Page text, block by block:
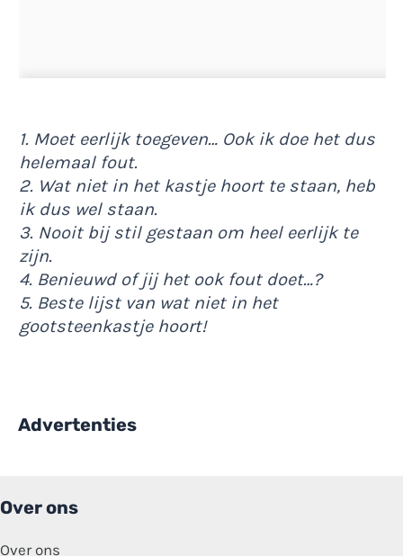
1. Moet eerlijk toegeven… Ook ik doe het dus
helemaal fout.
2. Wat niet in het kastje hoort te staan, heb
ik dus wel staan.
3. Nooit bij stil gestaan om heel eerlijk te
zijn.
4. Benieuwd of jij het ook fout doet…?
5. Beste lijst van wat niet in het
gootsteenkastje hoort!
Advertenties
Over ons
Over ons